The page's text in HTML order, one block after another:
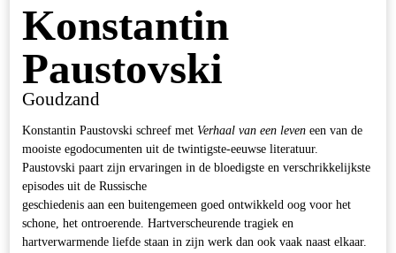
Konstantin
Paustovski
Goudzand
Konstantin Paustovski schreef met Verhaal van een leven een van de
mooiste egodocumenten uit de twintigste-eeuwse literatuur.
Paustovski paart zijn ervaringen in de bloedigste en verschrikkelijkste
episodes uit de Russische
geschiedenis aan een buitengemeen goed ontwikkeld oog voor het
schone, het ontroerende. Hartverscheurende tragiek en
hartverwarmende liefde staan in zijn werk dan ook vaak naast elkaar.